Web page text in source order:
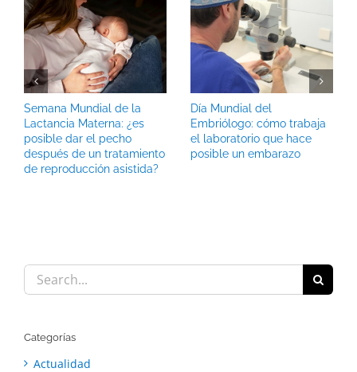
Semana Mundial de la
Lactancia Materna: ¿es
posible dar el pecho
después de un tratamiento
de reproducción asistida?
Día Mundial del
Embriólogo: cómo trabaja
el laboratorio que hace
posible un embarazo
Search
for:
Categorías
Actualidad